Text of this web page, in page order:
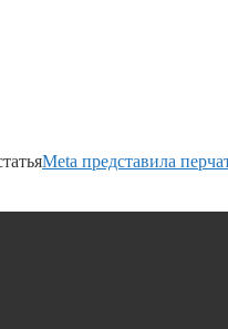
Meta представила